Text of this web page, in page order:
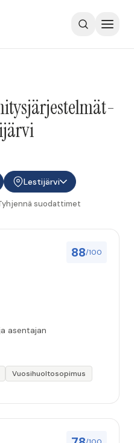
Lestijärvi
suodattimet
88/100
asentajan
Vuosihuoltosopimus